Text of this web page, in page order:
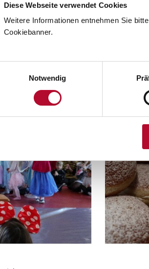
Diese Webseite verwendet Cookies
Weitere Informationen entnehmen Sie
Cookiebanner.
Notwendig
Malatelier wieder weggeräumt, weil
das möchte, darf über den Laufsteg
Dennoch gefällt es auch einigen
schnuppern können. Natürlich gibt